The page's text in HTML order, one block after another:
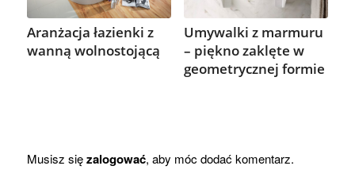
Aranżacja łazienki z
wanną wolnostojącą
Umywalki z marmuru
– piękno zaklęte w
geometrycznej formie
Musisz sięzalogować, aby móc dodać komentarz.